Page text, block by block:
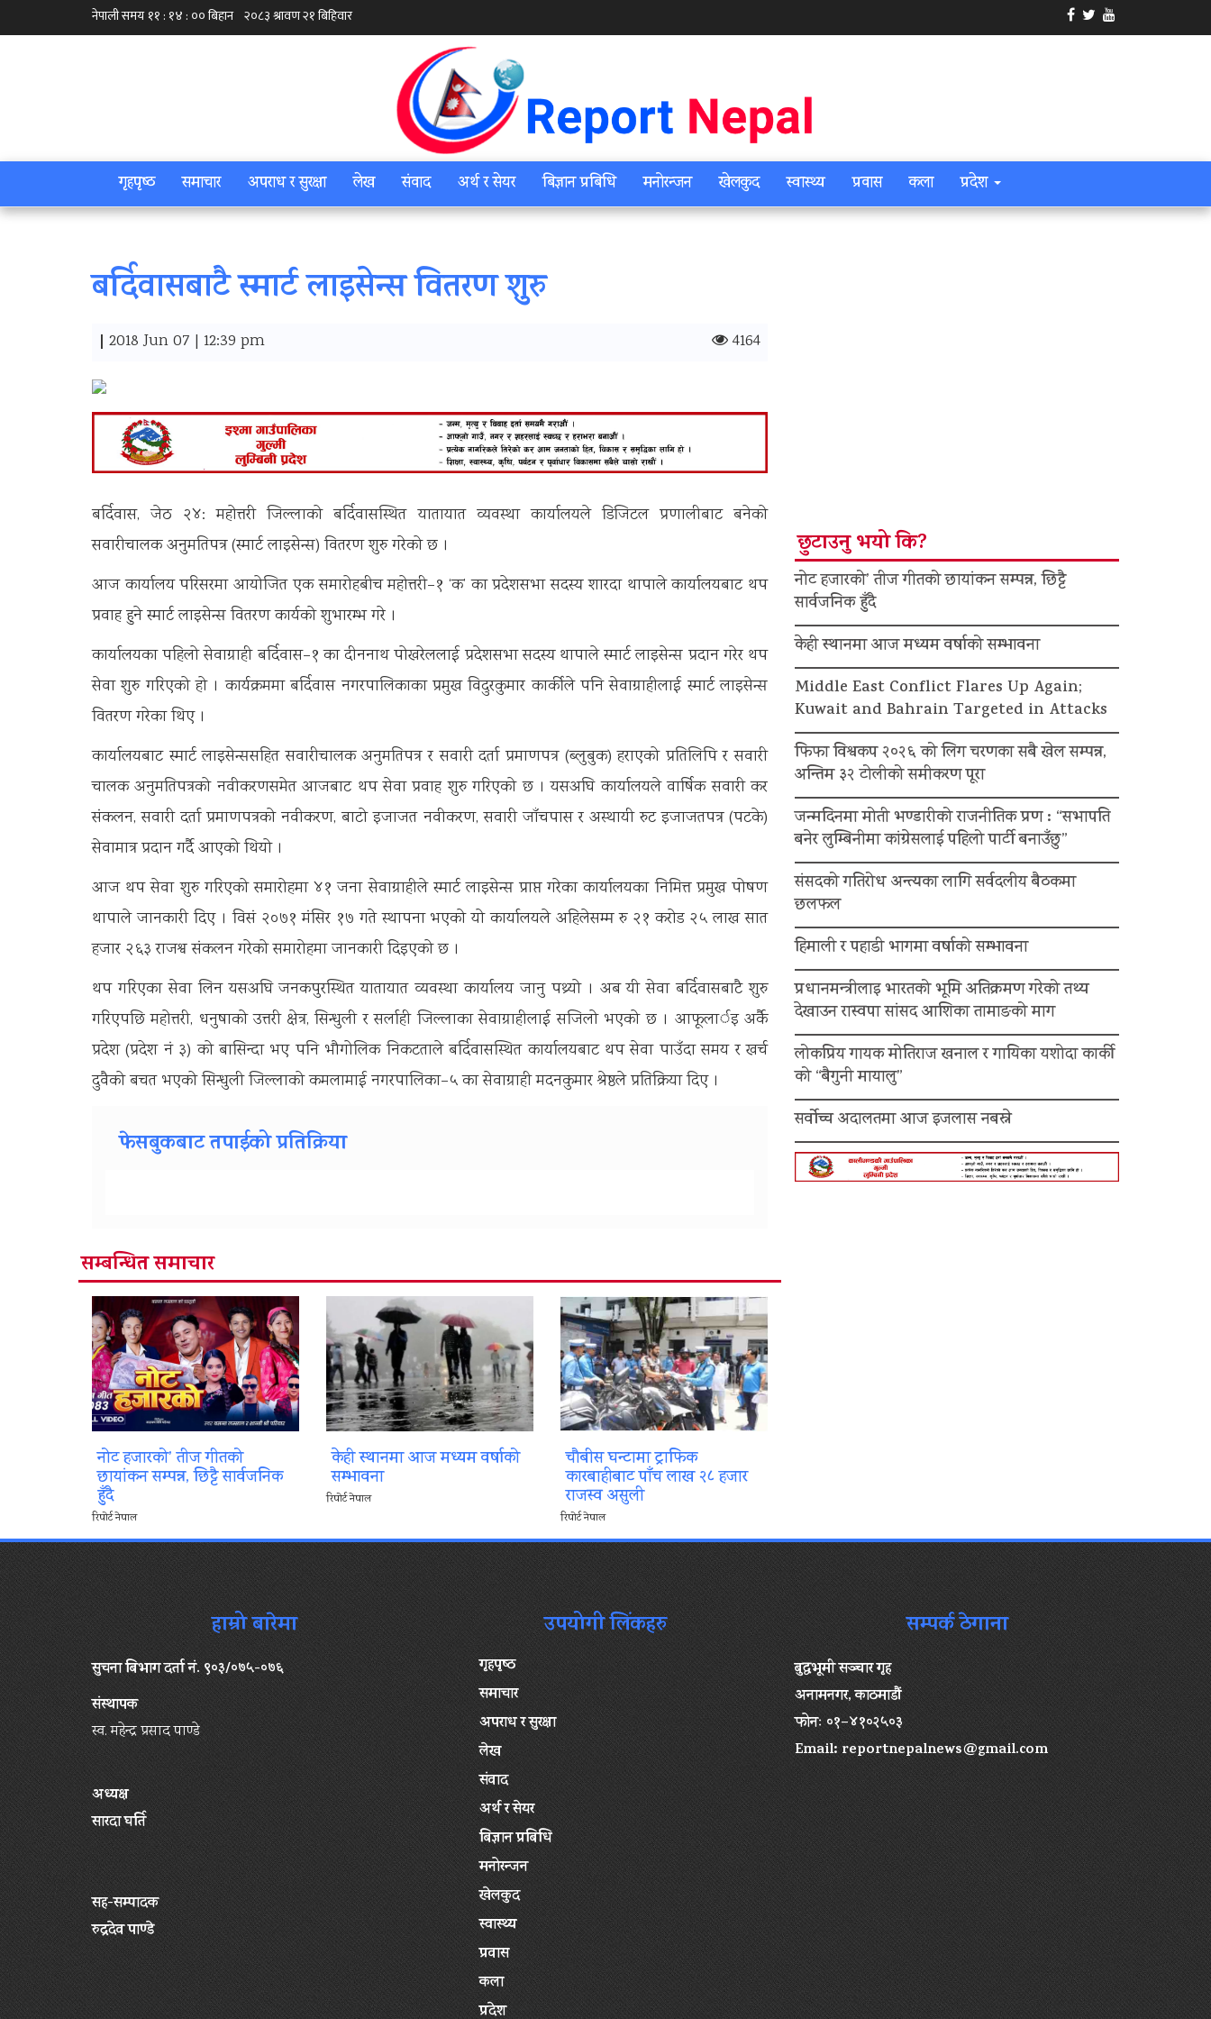
गृहपृष्‍ठ समाचार अपराध र सुरक्षा लेख संवाद अर्थ र सेयर बिज्ञान प्रबिधि मनोरन्जन खेलकुद स्वास्थ्य प्रवास कला प्रदेश
बर्दिवासबाटै स्मार्ट लाइसेन्स वितरण शुरु
| 2018 Jun 07 | 12:39 pm 4164
बर्दिवास, जेठ २४: महोत्तरी जिल्लाको बर्दिवासस्थित यातायात व्यवस्था कार्यालयले डिजिटल प्रणालीबाट बनेको
सवारीचालक अनुमतिपत्र (स्मार्ट लाइसेन्स) वितरण शुरु गरेको छ ।
आज कार्यालय परिसरमा आयोजित एक समारोहबीच महोत्तरी–१ ‘क’ का प्रदेशसभा सदस्य शारदा थापाले कार्यालयबाट थप
प्रवाह हुने स्मार्ट लाइसेन्स वितरण कार्यको शुभारम्भ गरे ।
कार्यालयका पहिलो सेवाग्राही बर्दिवास–१ का दीननाथ पोखरेललाई प्रदेशसभा सदस्य थापाले स्मार्ट लाइसेन्स प्रदान गरेर थप
सेवा शुरु गरिएको हो । कार्यक्रममा बर्दिवास नगरपालिकाका प्रमुख विदुरकुमार कार्कीले पनि सेवाग्राहीलाई स्मार्ट लाइसेन्स
वितरण गरेका थिए ।
कार्यालयबाट स्मार्ट लाइसेन्ससहित सवारीचालक अनुमतिपत्र र सवारी दर्ता प्रमाणपत्र (ब्लुबुक) हराएको प्रतिलिपि र सवारी
चालक अनुमतिपत्रको नवीकरणसमेत आजबाट थप सेवा प्रवाह शुरु गरिएको छ । यसअघि कार्यालयले वार्षिक सवारी कर
संकलन, सवारी दर्ता प्रमाणपत्रको नवीकरण, बाटो इजाजत नवीकरण, सवारी जाँचपास र अस्थायी रुट इजाजतपत्र (पटके)
सेवामात्र प्रदान गर्दै आएको थियो ।
आज थप सेवा शुरु गरिएको समारोहमा ४१ जना सेवाग्राहीले स्मार्ट लाइसेन्स प्राप्त गरेका कार्यालयका निमित्त प्रमुख पोषण
थापाले जानकारी दिए । विसं २०७१ मंसिर १७ गते स्थापना भएको यो कार्यालयले अहिलेसम्म रु २१ करोड २५ लाख सात
हजार २६३ राजश्व संकलन गरेको समारोहमा जानकारी दिइएको छ ।
थप गरिएका सेवा लिन यसअघि जनकपुरस्थित यातायात व्यवस्था कार्यालय जानु पथ्र्याे । अब यी सेवा बर्दिवासबाटै शुरु
गरिएपछि महोत्तरी, धनुषाको उत्तरी क्षेत्र, सिन्धुली र सर्लाही जिल्लाका सेवाग्राहीलाई सजिलो भएको छ । आफूलार्इ अर्कै
प्रदेश (प्रदेश नं ३) को बासिन्दा भए पनि भौगोलिक निकटताले बर्दिवासस्थित कार्यालयबाट थप सेवा पाउँदा समय र खर्च
दुवैको बचत भएको सिन्धुली जिल्लाको कमलामाई नगरपालिका–५ का सेवाग्राही मदनकुमार श्रेष्ठले प्रतिक्रिया दिए ।
फेसबुकबाट तपाईको प्रतिक्रिया
सम्बन्धित समाचार
नोट हजारको’ तीज गीतको
छायांकन सम्पन्न, छिट्टै सार्वजनिक
हुँदै
रिपोर्ट नेपाल
केही स्थानमा आज मध्यम वर्षाको
सम्भावना
रिपोर्ट नेपाल
चौबीस घन्टामा ट्राफिक
कारबाहीबाट पाँच लाख २८ हजार
राजस्व असुली
रिपोर्ट नेपाल
छुटाउनु भयो कि?
नोट हजारको’ तीज गीतको छायांकन सम्पन्न, छिट्टै
सार्वजनिक हुँदै
केही स्थानमा आज मध्यम वर्षाको सम्भावना
Middle East Conflict Flares Up Again;
Kuwait and Bahrain Targeted in Attacks
फिफा विश्वकप २०२६ को लिग चरणका सबै खेल सम्पन्न,
अन्तिम ३२ टोलीको समीकरण पूरा
जन्मदिनमा मोती भण्डारीको राजनीतिक प्रण : “सभापति
बनेर लुम्बिनीमा कांग्रेसलाई पहिलो पार्टी बनाउँछु”
संसदको गतिरोध अन्त्यका लागि सर्वदलीय बैठकमा
छलफल
हिमाली र पहाडी भागमा वर्षाको सम्भावना
प्रधानमन्त्रीलाइ भारतको भूमि अतिक्रमण गरेको तथ्य
देखाउन रास्वपा सांसद आशिका तामाङको माग
लोकप्रिय गायक मोतिराज खनाल र गायिका यशोदा कार्की
को “बैगुनी मायालु”
सर्वोच्च अदालतमा आज इजलास नबस्ने
हाम्रो बारेमा
सुचना बिभाग दर्ता नं. ९०३/०७५-०७६
संस्थापक
स्व. महेन्द्र प्रसाद पाण्डे
अध्यक्ष
सारदा घर्ति
सह-सम्पादक
रुद्रदेव पाण्डे
उपयोगी लिंकहरु
गृहपृष्‍ठ
समाचार
अपराध र सुरक्षा
लेख
संवाद
अर्थ र सेयर
बिज्ञान प्रबिधि
मनोरन्जन
खेलकुद
स्वास्थ्य
प्रवास
कला
प्रदेश
सम्पर्क ठेगाना
बुद्धभूमी सञ्चार गृह
अनामनगर, काठमाडौं
फोनः ०१–४१०२५०३
Email:reportnepalnews@gmail.com